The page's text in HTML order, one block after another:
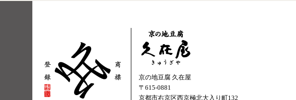
京の地豆腐 久在屋
〒615-0881
京都市右京区西京極北大入り町132